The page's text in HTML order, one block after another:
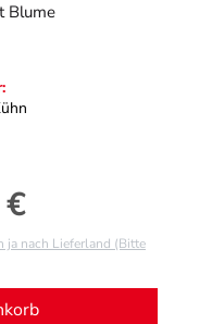
Blume
ja nach Lieferland (Bitte